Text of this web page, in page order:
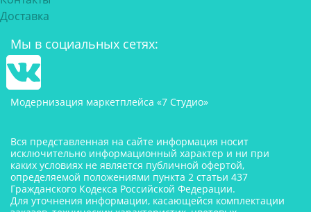
Доставка
Мы в социальных сетях:
Модернизация маркетплейса «7 Студио»
Вся представленная на сайте информация носит
исключительно информационный характер и ни при
каких условиях не является публичной офертой,
определяемой положениями пункта 2 статьи 437
Гражданского Кодекса Российской Федерации.
Для уточнения информации, касающейся комплектации